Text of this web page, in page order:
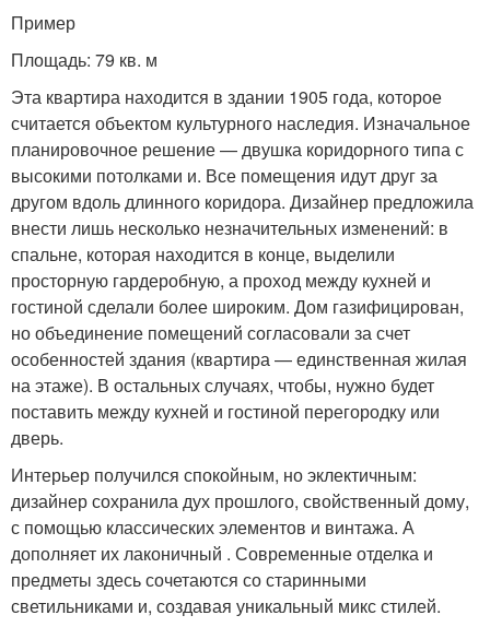
Пример
Площадь: 79 кв. м
Эта квартира находится в здании 1905 года, которое
считается объектом культурного наследия. Изначальное
планировочное решение — двушка коридорного типа с
высокими потолками и. Все помещения идут друг за
другом вдоль длинного коридора. Дизайнер предложила
внести лишь несколько незначительных изменений: в
спальне, которая находится в конце, выделили
просторную гардеробную, а проход между кухней и
гостиной сделали более широким. Дом газифицирован,
но объединение помещений согласовали за счет
особенностей здания (квартира — единственная жилая
на этаже). В остальных случаях, чтобы, нужно будет
поставить между кухней и гостиной перегородку или
дверь.
Интерьер получился спокойным, но эклектичным:
дизайнер сохранила дух прошлого, свойственный дому,
с помощью классических элементов и винтажа. А
дополняет их лаконичный . Современные отделка и
предметы здесь сочетаются со старинными
светильниками и, создавая уникальный микс стилей.